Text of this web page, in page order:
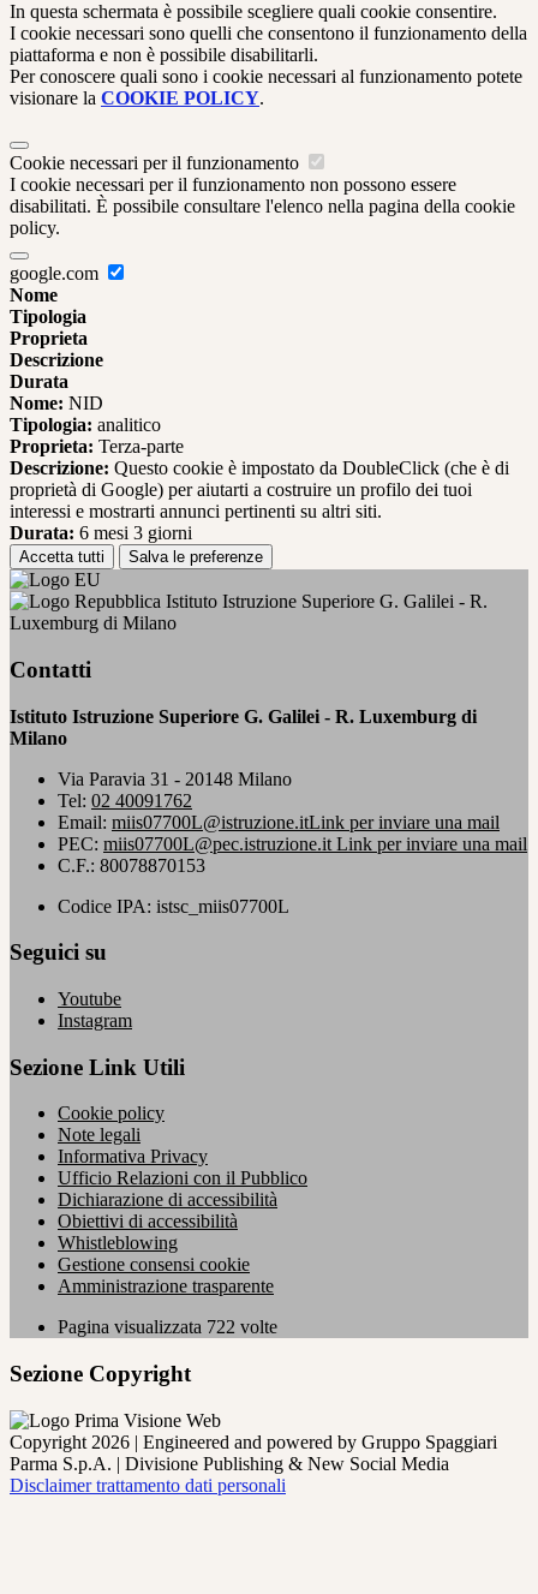
In questa schermata è possibile scegliere quali cookie consentire.
I cookie necessari sono quelli che consentono il funzionamento della
piattaforma e non è possibile disabilitarli.
Per conoscere quali sono i cookie necessari al funzionamento potete
visionare la COOKIE POLICY.
Cookie necessari per il funzionamento
I cookie necessari per il funzionamento non possono essere
disabilitati. È possibile consultare l'elenco nella pagina della cookie
policy.
google.com
Nome
Tipologia
Proprieta
Descrizione
Durata
Nome: NID
Tipologia: analitico
Proprieta: Terza-parte
Descrizione: Questo cookie è impostato da DoubleClick (che è di
proprietà di Google) per aiutarti a costruire un profilo dei tuoi
interessi e mostrarti annunci pertinenti su altri siti.
Durata: 6 mesi 3 giorni
Accetta tutti Salva le preferenze
Istituto Istruzione Superiore G. Galilei - R.
Luxemburg di Milano
Contatti
Istituto Istruzione Superiore G. Galilei - R. Luxemburg di
Milano
Via Paravia 31 - 20148 Milano
Tel: 02 40091762
Email: miis07700L@istruzione.itLink per inviare una mail
PEC: miis07700L@pec.istruzione.it Link per inviare una mail
C.F.: 80078870153
Codice IPA: istsc_miis07700L
Seguici su
Youtube
Instagram
Sezione Link Utili
Cookie policy
Note legali
Informativa Privacy
Ufficio Relazioni con il Pubblico
Dichiarazione di accessibilità
Obiettivi di accessibilità
Whistleblowing
Gestione consensi cookie
Amministrazione trasparente
Pagina visualizzata 722 volte
Sezione Copyright
Copyright 2026 | Engineered and powered by Gruppo Spaggiari
Parma S.p.A. | Divisione Publishing & New Social Media
Disclaimer trattamento dati personali